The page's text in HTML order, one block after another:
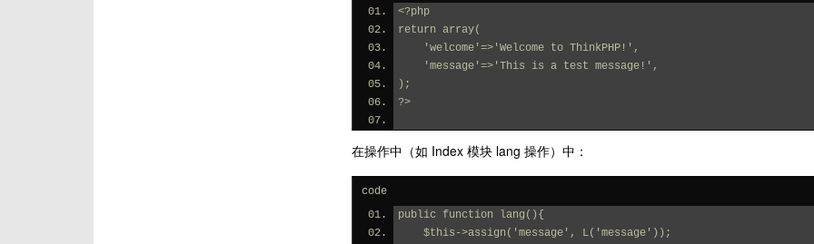
<?php
return array(
    'welcome'=>'Welcome to ThinkPHP!',
    'message'=>'This is a test message!',
);
?>
在操作中（如 Index 模块 lang 操作）中：
code
public function lang(){
    $this->assign('message', L('message'));